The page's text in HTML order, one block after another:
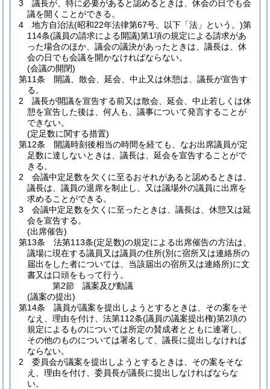
3
議長が、特に必要があると認めるときは、休会の日でも会
議を開くことができる。
4
地方自治法(昭和22年法律第67号。以下「法」という。)第
114条(議員の請求による開議)第1項の規定による請求があ
った場合のほか、議会の議決があったときは、議長は、休
会の日でも会議を開かなければならない。
(会議の開閉)
第11条
開議、散会、延会、中止又は休憩は、議長が宣告す
る。
2
議長が開議を宣告する前又は散会、延会、中止若しくは休
憩を宣告した後は、何人も、議事について発言することが
できない。
(定足数に関する措置)
第12条
開議時刻後相当の時間を経ても、なお出席議員が定
足数に達しないときは、議長は、延会を宣告することがで
きる。
2
会議中定足数を欠くに至るおそれがあると認めるときは、
議長は、議員の退席を制止し、又は議場外の議員に出席を
求めることができる。
3
会議中定足数を欠くに至ったときは、議長は、休憩又は延
会を宣告する。
(出席催告)
第13条
法第113条(定足数)の規定による出席催告の方法は、
議場に現在する議員又は議員の住所(別に宿所又は連絡所の
届出をした者については、当該届出の宿所又は連絡所)に文
書又は口頭をもって行う。
第2節
議案及び動議
(議案の提出)
第14条
議員が議案を提出しようとするときは、その案をそ
なえ、理由を付け、法第112条(議員の議案提出権)第2項の
規定によるものについては所定の賛成者とともに連署し、
その他のものについては署名して、議長に提出しなければ
ならない。
2
委員会が議案を提出しようとするときは、その案をそな
え、理由を付け、委員長が議長に提出しなければならな
い。